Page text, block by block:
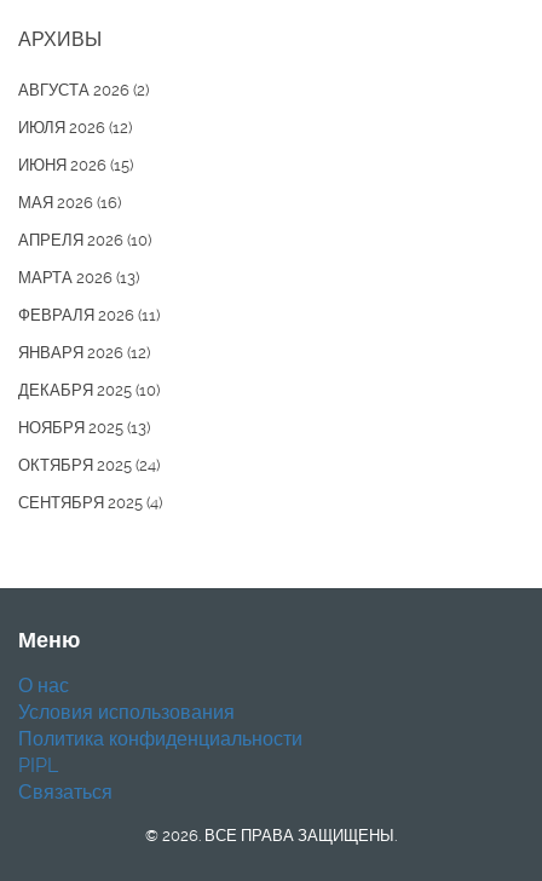
АРХИВЫ
АВГУСТА 2026 (2)
ИЮЛЯ 2026 (12)
ИЮНЯ 2026 (15)
МАЯ 2026 (16)
АПРЕЛЯ 2026 (10)
МАРТА 2026 (13)
ФЕВРАЛЯ 2026 (11)
ЯНВАРЯ 2026 (12)
ДЕКАБРЯ 2025 (10)
НОЯБРЯ 2025 (13)
ОКТЯБРЯ 2025 (24)
СЕНТЯБРЯ 2025 (4)
Меню
О нас
Условия использования
Политика конфиденциальности
PIPL
Связаться
© 2026. ВСЕ ПРАВА ЗАЩИЩЕНЫ.